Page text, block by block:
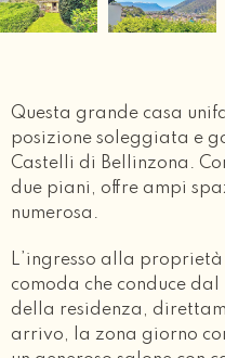
Questa grande casa
posizione soleggiata e
Castelli di Bellinzona.
due piani, offre ampi
numerosa.
L’ingresso alla
comoda che conduce
della residenza,
arrivo, la zona giorno